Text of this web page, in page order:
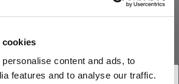
cookies
content and ads, to
features and to analyse our traffic.
och vattenlösliga stödmaterial. Med dubbel
skriva ut komplexa geometrier och
material samtidigt.